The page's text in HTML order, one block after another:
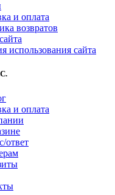
и оплата
возвратов
использования сайта
и оплата
ответ